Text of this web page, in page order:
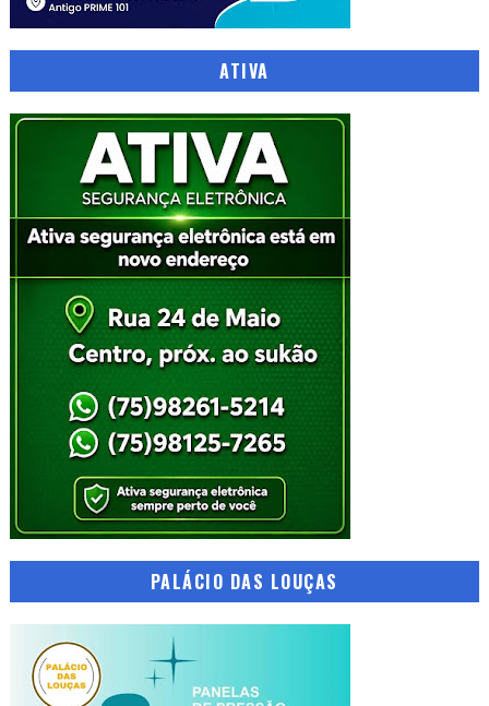
ATIVA
PALÁCIO DAS LOUÇAS